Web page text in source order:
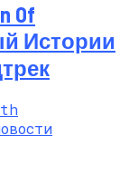
Of
Истории